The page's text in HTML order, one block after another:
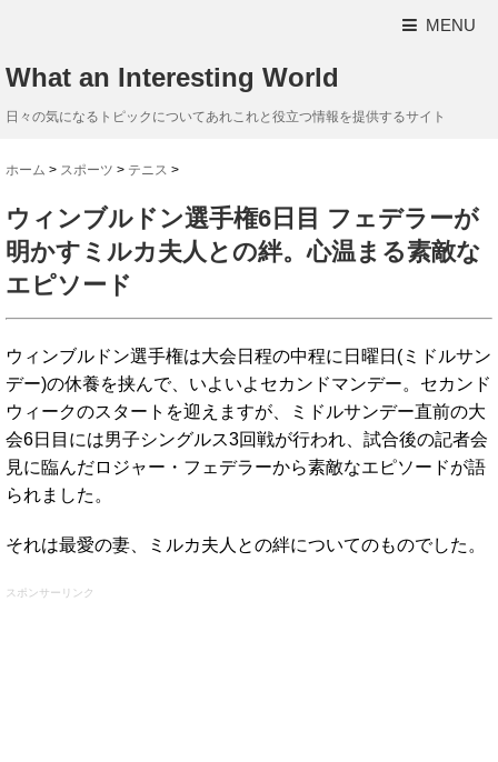
MENU
What an Interesting World
日々の気になるトピックについてあれこれと役立つ情報を提供するサイト
ホーム > スポーツ > テニス >
ウィンブルドン選手権6日目 フェデラーが
明かすミルカ夫人との絆。心温まる素敵な
エピソード
ウィンブルドン選手権は大会日程の中程に日曜日(ミドルサン
デー)の休養を挟んで、いよいよセカンドマンデー。セカンド
ウィークのスタートを迎えますが、ミドルサンデー直前の大
会6日目には男子シングルス3回戦が行われ、試合後の記者会
見に臨んだロジャー・フェデラーから素敵なエピソードが語
られました。
それは最愛の妻、ミルカ夫人との絆についてのものでした。
スポンサーリンク